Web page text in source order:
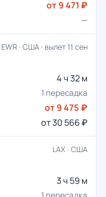
от 9 471 ₽
—
EWR · США · вылет 11 сен
4 ч 32 м
1 пересадка
от 9 475 ₽
от 30 566 ₽
LAX · США
3 ч 59 м